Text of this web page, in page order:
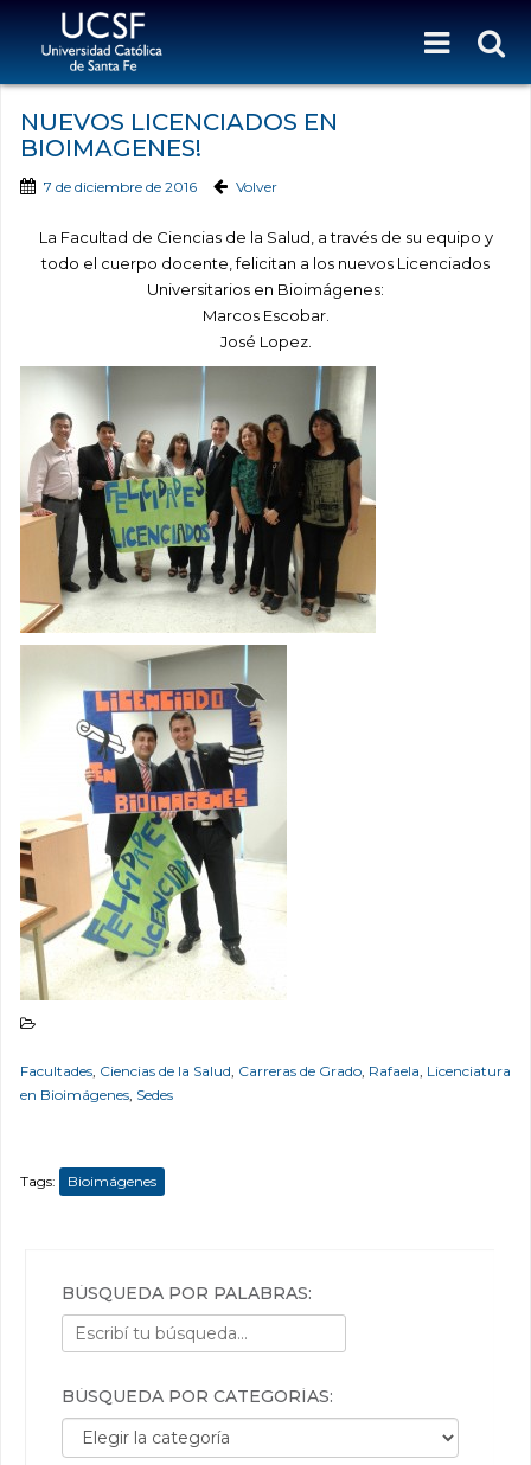
NUEVOS LICENCIADOS EN
BIOIMAGENES!
7 de diciembre de 2016 Volver
La Facultad de Ciencias de la Salud, a través de su equipo y
todo el cuerpo docente, felicitan a los nuevos Licenciados
Universitarios en Bioimágenes:
Marcos Escobar.
José Lopez.
Facultades, Ciencias de la Salud, Carreras de Grado, Rafaela, Licenciatura
en Bioimágenes, Sedes
Tags: Bioimágenes
BÚSQUEDA POR PALABRAS:
BÚSQUEDA POR CATEGORÍAS:
Búsqueda por categorías: